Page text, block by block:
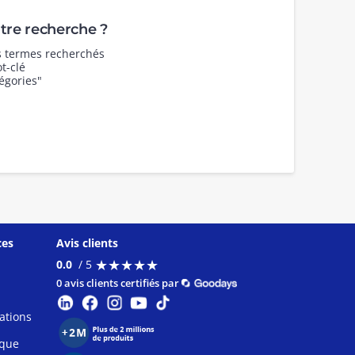
recherche ?
recherchés
clé
Avis clients
0.0 / 5 ★★★★★
★★★★★
0 avis clients certifiés par